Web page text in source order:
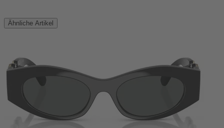
Ähnliche Artikel